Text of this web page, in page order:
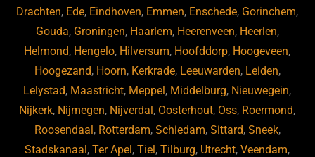
Drachten, Ede, Eindhoven, Emmen, Enschede, Gorinchem,
Gouda, Groningen, Haarlem, Heerenveen, Heerlen,
Helmond, Hengelo, Hilversum, Hoofddorp, Hoogeveen,
Hoogezand, Hoorn, Kerkrade, Leeuwarden, Leiden,
Lelystad, Maastricht, Meppel , Middelburg, Nieuwegein,
Nijkerk, Nijmegen, Nijverdal , Oosterhout, Oss, Roermond,
Roosendaal , Rotterdam, Schiedam, Sittard, Sneek,
Stadskanaal ,Ter Apel ,Tiel ,Tilburg, Utrecht,Veendam,